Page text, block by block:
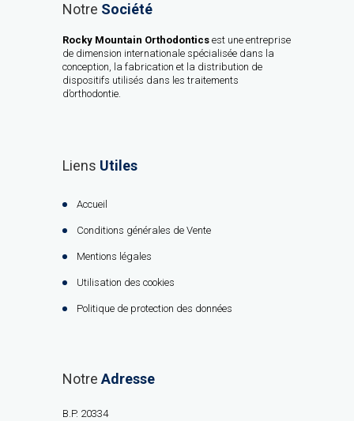
Notre Société
Rocky Mountain Orthodontics est une entreprise
de dimension internationale spécialisée dans la
conception, la fabrication et la distribution de
dispositifs utilisés dans les traitements
d’orthodontie.
Liens Utiles
Accueil
Conditions générales de Vente
Mentions légales
Utilisation des cookies
Politique de protection des données
Notre Adresse
B.P. 20334